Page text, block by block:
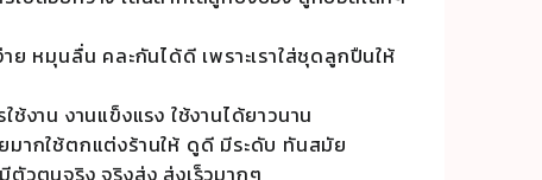
าย หมุนลื่น คละกันได้ดี เพราะเราใส่ชุดลูกปืนให้
ใช้งาน งานแข็งแรง ใช้งานได้ยาวนาน
มากใช้ตกแต่งร้านให้ ดูดี มีระดับ ทันสมัย
ตัวตนจริง จริงส่ง ส่งเร็วมากๆ